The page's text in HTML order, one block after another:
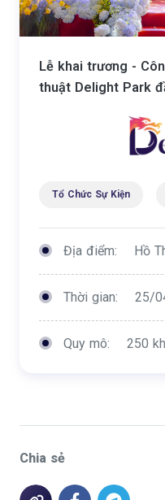
Lễ khai trương -
thuật Delight Park
Tổ Chức Sự Kiện
Địa điểm: Hồ
Thời gian: 25/
Quy mô: 250
Chia sẻ